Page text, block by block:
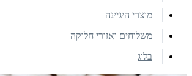
מוצרי היגיינה
משלוחים ואזורי חלוקה
בלוג